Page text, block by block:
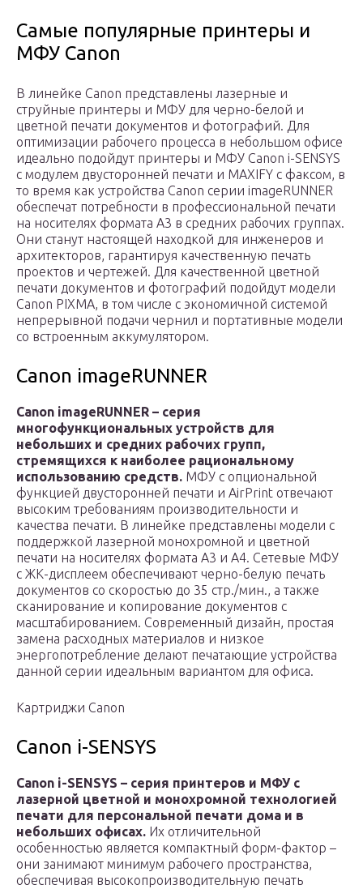
Самые популярные принтеры и
МФУ Canon
В линейке Canon представлены лазерные и
струйные принтеры и МФУ для черно-белой и
цветной печати документов и фотографий. Для
оптимизации рабочего процесса в небольшом офисе
идеально подойдут принтеры и МФУ Canon i-SENSYS
с модулем двусторонней печати и MAXIFY с факсом, в
то время как устройства Canon серии imageRUNNER
обеспечат потребности в профессиональной печати
на носителях формата A3 в средних рабочих группах.
Они станут настоящей находкой для инженеров и
архитекторов, гарантируя качественную печать
проектов и чертежей. Для качественной цветной
печати документов и фотографий подойдут модели
Canon PIXMA, в том числе с экономичной системой
непрерывной подачи чернил и портативные модели
со встроенным аккумулятором.
Canon imageRUNNER
Canon imageRUNNER – серия
многофункциональных устройств для
небольших и средних рабочих групп,
стремящихся к наиболее рациональному
использованию средств. МФУ с опциональной
функцией двусторонней печати и AirPrint отвечают
высоким требованиям производительности и
качества печати. В линейке представлены модели с
поддержкой лазерной монохромной и цветной
печати на носителях формата А3 и А4. Сетевые МФУ
с ЖК-дисплеем обеспечивают черно-белую печать
документов со скоростью до 35 стр./мин., а также
сканирование и копирование документов с
масштабированием. Современный дизайн, простая
замена расходных материалов и низкое
энергопотребление делают печатающие устройства
данной серии идеальным вариантом для офиса.
Картриджи Canon
Canon i-SENSYS
Canon i-SENSYS – серия принтеров и МФУ с
лазерной цветной и монохромной технологией
печати для персональной печати дома и в
небольших офисах. Их отличительной
особенностью является компактный форм-фактор –
они занимают минимум рабочего пространства,
обеспечивая высокопроизводительную печать